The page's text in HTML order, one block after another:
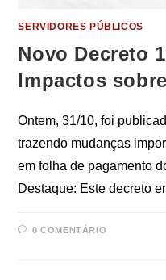
SERVIDORES PÚBLICOS
Novo Decreto
Impactos
Ontem, 31/10, foi
trazendo mudanças
em folha de pagamento
Destaque: Este decreto
0 COMENTÁRIO